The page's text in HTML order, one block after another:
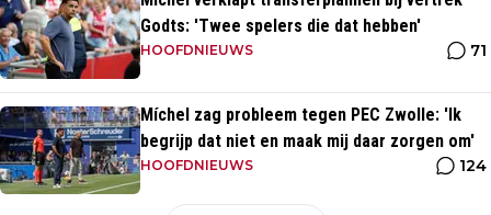
Godts: 'Twee spelers die dat hebben'
HOOFDNIEUWS 71
Míchel zag probleem tegen PEC Zwolle: 'Ik
begrijp dat niet en maak mij daar zorgen om'
HOOFDNIEUWS 124